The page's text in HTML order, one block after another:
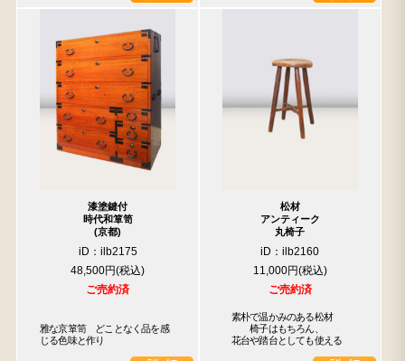
漆塗鍵付
時代和箪笥
(京都)
iD：ilb2175
48,500円
ご売約済
雅な京箪笥　どことなく品を感
じる色味と作り
松材
アンティーク
丸椅子
iD：ilb2160
11,000円
ご売約済
素朴で温かみのある松材
椅子はもちろん、
花台や踏台としても使える